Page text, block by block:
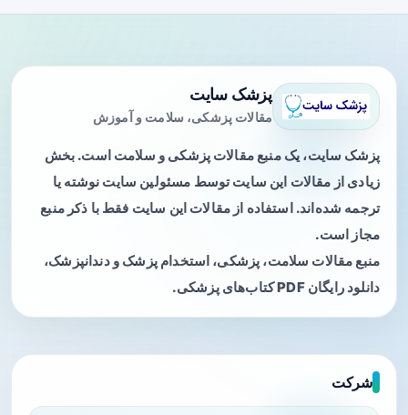
پزشک سایت
مقالات پزشکی، سلامت و آموزش
پزشک سایت، یک منبع مقالات پزشکی و سلامت است. بخش
زیادی از مقالات این سایت توسط مسئولین سایت نوشته یا
ترجمه شده‌اند. استفاده از مقالات این سایت فقط با ذکر منبع
مجاز است.
منبع مقالات سلامت، پزشکی، استخدام پزشک و دندانپزشک،
دانلود رایگان PDF کتاب‌های پزشکی.
شرکت